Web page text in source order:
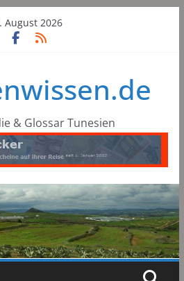
August 2026
& Glossar Tunesien